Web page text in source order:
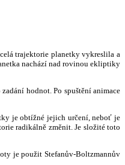
trajektorie planetky vykreslila a
nachází nad rovinou ekliptiky
hodnot. Po spuštění animace
je obtížné jejich určení, neboť je
radikálně změnit. Je složité toto
je použit Stefanův-Boltzmannův